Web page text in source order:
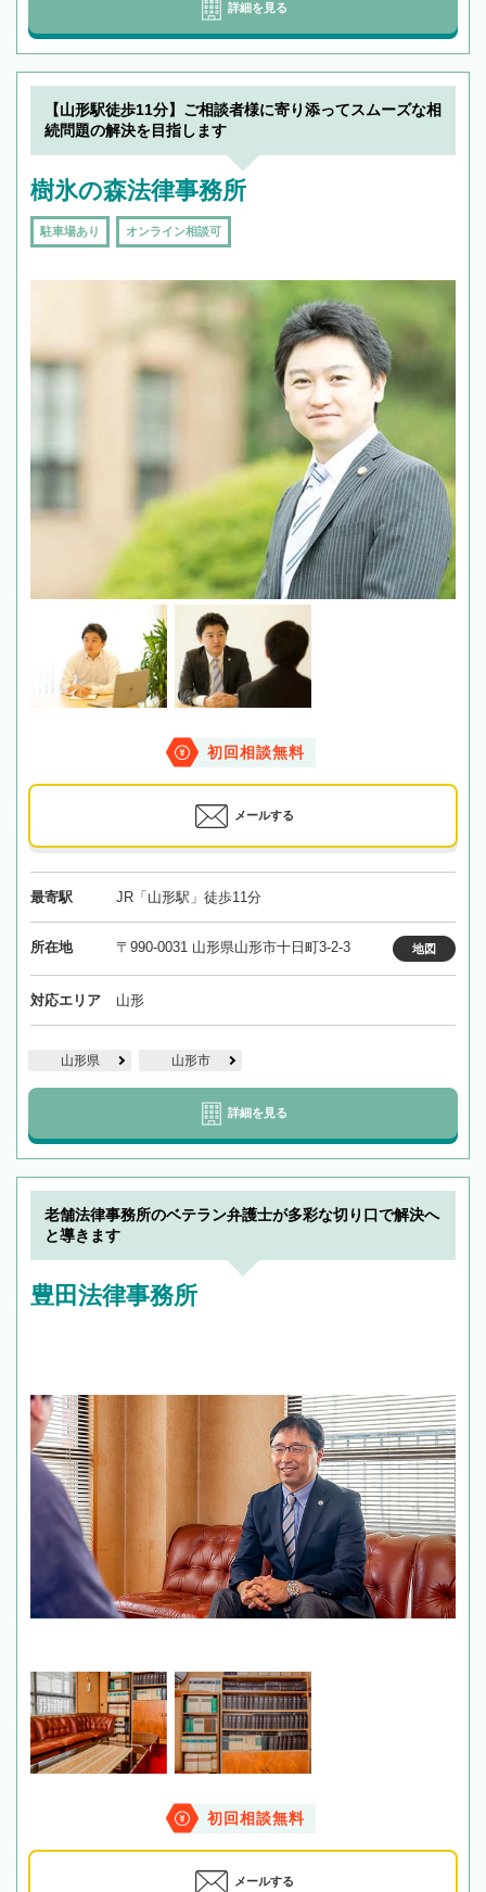
詳細を見る
【山形駅徒歩11分】ご相談者様に寄り添ってスムーズな相
続問題の解決を目指します
樹氷の森法律事務所
駐車場あり オンライン相談可
初回相談無料
メールする
最寄駅 JR「山形駅」徒歩11分
所在地 〒990-0031 山形県山形市十日町3-2-3 地図
対応エリア 山形
山形県 山形市
詳細を見る
老舗法律事務所のベテラン弁護士が多彩な切り口で解決へ
と導きます
豊田法律事務所
初回相談無料
メールする